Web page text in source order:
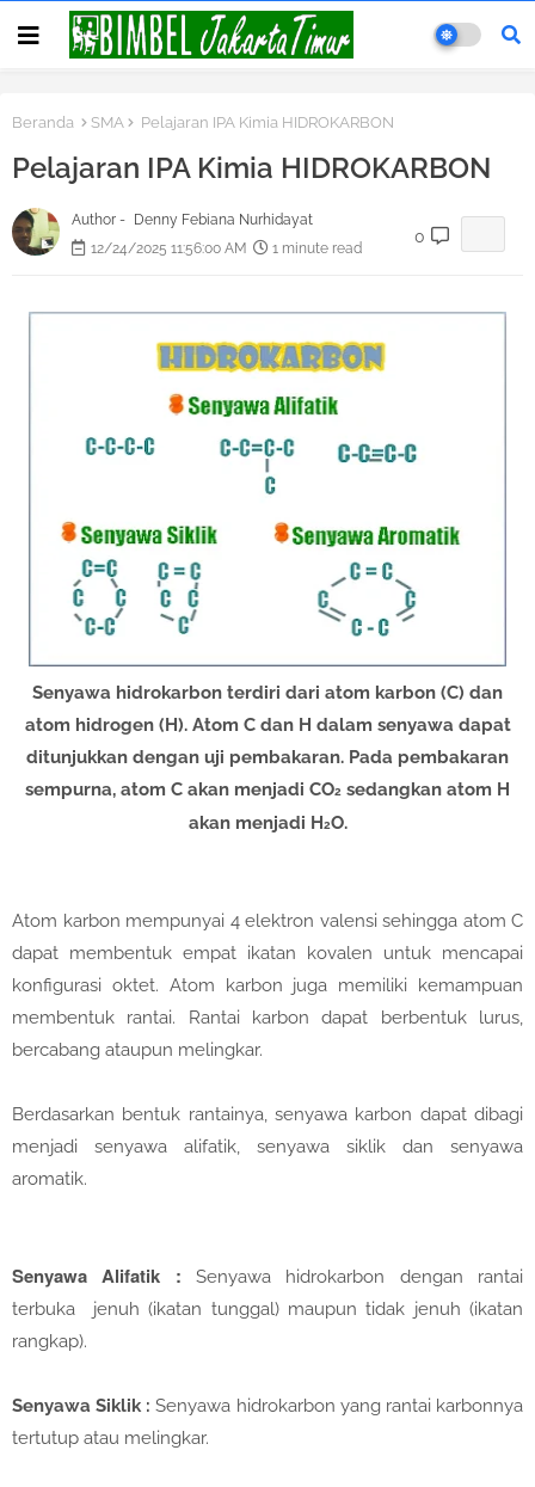
Beranda SMA Pelajaran IPA Kimia HIDROKARBON
Pelajaran IPA Kimia HIDROKARBON
Author -
Denny Febiana Nurhidayat
12/24/2025 11:56:00 AM
1 minute read
0
Senyawa hidrokarbon terdiri dari atom karbon (C) dan
atom hidrogen (H). Atom C dan H dalam senyawa dapat
ditunjukkan dengan uji pembakaran. Pada pembakaran
sempurna, atom C akan menjadi CO2 sedangkan atom H
akan menjadi H2O.
Atom karbon mempunyai 4 elektron valensi sehingga atom C
dapat membentuk empat ikatan kovalen untuk mencapai
konfigurasi oktet. Atom karbon juga memiliki kemampuan
membentuk rantai. Rantai karbon dapat berbentuk lurus,
bercabang ataupun melingkar.
Berdasarkan bentuk rantainya, senyawa karbon dapat dibagi
menjadi senyawa alifatik, senyawa siklik dan senyawa
aromatik.
Senyawa Alifatik :
Senyawa hidrokarbon dengan rantai
terbuka jenuh (ikatan tunggal) maupun tidak jenuh (ikatan
rangkap).
Senyawa Siklik :Senyawa hidrokarbon yang rantai karbonnya
tertutup atau melingkar.